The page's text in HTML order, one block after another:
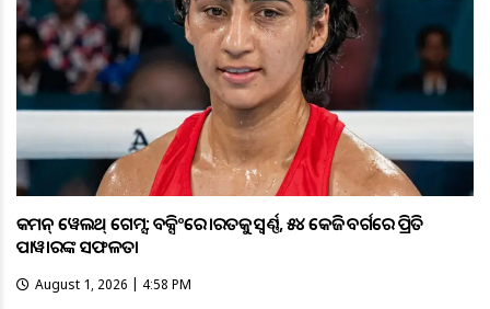
କମନ୍ ୱେଲଥ୍ ଗେମ୍ସ: ବକ୍ସିଂରେ ଭାରତକୁ ସ୍ବର୍ଣ୍ଣ, ୫୪ କେଜି ବର୍ଗରେ ପ୍ରିତି
ପାୱାରଙ୍କ ସଫଳତା
August 1, 2026 | 4:58 PM